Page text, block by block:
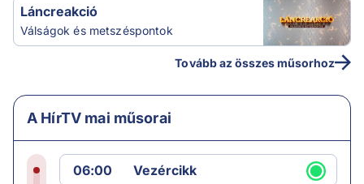
Láncreakció
Válságok és metszéspontok
Tovább az összes műsorhoz
A HírTV mai műsorai
06:00
Vezércikk